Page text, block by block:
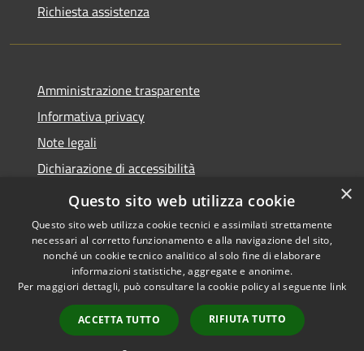
Richiesta assistenza
Amministrazione trasparente
Informativa privacy
Note legali
Dichiarazione di accessibilità
Whistleblowing
Accessibilità
Copyright © 2026 • Comune di
Certaldo • Powered by
Municipium•
Accesso
redazione
×
Questo sito web utilizza cookie
Questo sito web utilizza cookie tecnici e assimilati strettamente
necessari al corretto funzionamento e alla navigazione del sito,
nonché un cookie tecnico analitico al solo fine di elaborare
informazioni statistiche, aggregate e anonime.
Per maggiori dettagli, può consultare la cookie policy al seguente link
ACCETTA TUTTO RIFIUTA TUTTO